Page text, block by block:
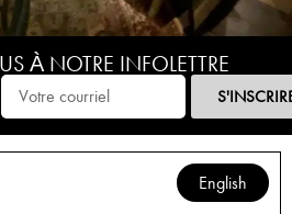
À NOTRE INFOLETTRE
English